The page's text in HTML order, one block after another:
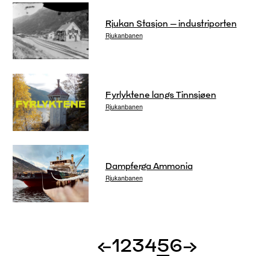
Rjukan Stasjon – industriporten
Rjukanbanen
Fyrlyktene langs Tinnsjøen
Rjukanbanen
Dampferga Ammonia
Rjukanbanen
←123456→